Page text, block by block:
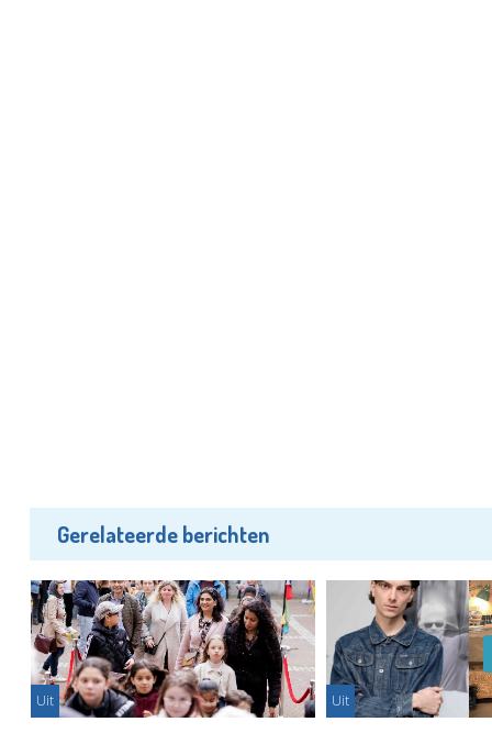
Gerelateerde berichten
Uit Uit